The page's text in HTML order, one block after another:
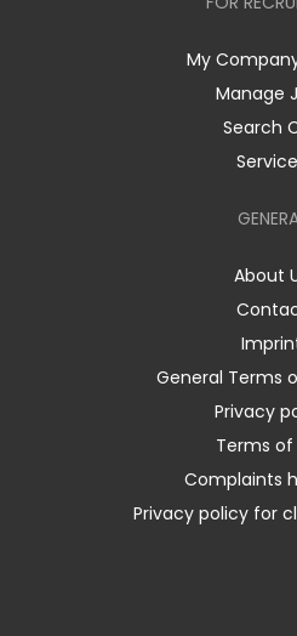
My
Manage
Search
About
General Terms
Privacy
Terms of
Complaints
Privacy policy for